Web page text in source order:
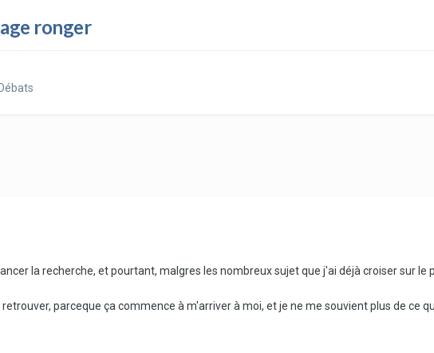
ronger
la recherche, et pourtant, malgres les nombreux sujet que j'ai déjà croiser sur
parceque ça commence à m'arriver à moi, et je ne me souvient plus de ce